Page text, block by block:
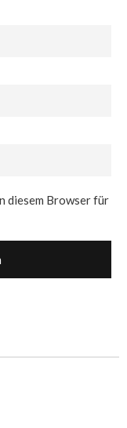
diesem Browser für